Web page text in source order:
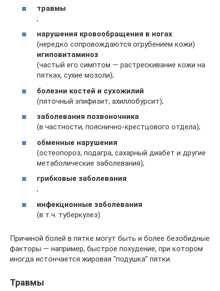
травмы
;
нарушения кровообращения в ногах
(нередко сопровождаются огрубением кожи)
игиповитаминоз
(частый его симптом — растрескивание кожи на
пятках, сухие мозоли);
болезни костей и сухожилий
(пяточный эпифизит, ахиллобурсит);
заболевания позвоночника
(в частности, пояснично-крестцового отдела);
обменные нарушения
(остеопороз, подагра, сахарный диабет и другие
метаболические заболевания);
грибковые заболевания
;
инфекционные заболевания
(в т.ч. туберкулез).
Причиной болей в пятке могут быть и более безобидные
факторы — например, быстрое похудение, при котором
иногда истончается жировая “подушка” пятки.
Травмы